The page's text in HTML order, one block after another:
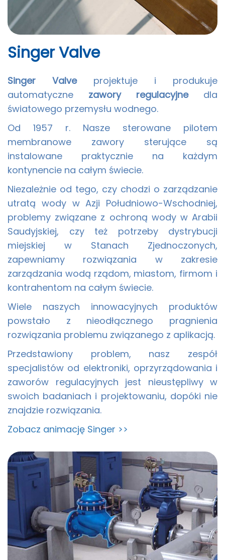
Singer Valve
Singer Valveprojektuje i produkuje
automatyczne zawory regulacyjnedla
światowego przemysłu wodnego.
Od 1957 r. Nasze sterowane pilotem
membranowe zawory sterujące są
instalowane praktycznie na każdym
kontynencie na całym świecie.
Niezależnie od tego, czy chodzi o zarządzanie
utratą wody w Azji Południowo-Wschodniej,
problemy związane z ochroną wody w Arabii
Saudyjskiej, czy też potrzeby dystrybucji
miejskiej w Stanach Zjednoczonych,
zapewniamy rozwiązania w zakresie
zarządzania wodą rządom, miastom, firmom i
kontrahentom na całym świecie.
Wiele naszych innowacyjnych produktów
powstało z nieodłącznego pragnienia
rozwiązania problemu związanego z aplikacją.
Przedstawiony problem, nasz zespół
specjalistów od elektroniki, oprzyrządowania i
zaworów regulacyjnych jest nieustępliwy w
swoich badaniach i projektowaniu, dopóki nie
znajdzie rozwiązania.
Zobacz animację Singer >>